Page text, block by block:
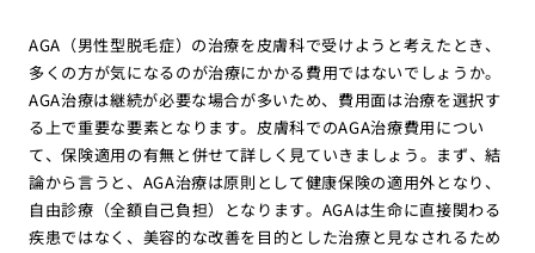
AGA（男性型脱毛症）の治療を皮膚科で受けようと考えたとき、
多くの方が気になるのが治療にかかる費用ではないでしょうか。
AGA治療は継続が必要な場合が多いため、費用面は治療を選択す
る上で重要な要素となります。皮膚科でのAGA治療費用につい
て、保険適用の有無と併せて詳しく見ていきましょう。まず、結
論から言うと、AGA治療は原則として健康保険の適用外となり、
自由診療（全額自己負担）となります。AGAは生命に直接関わる
疾患ではなく、美容的な改善を目的とした治療と見なされるため